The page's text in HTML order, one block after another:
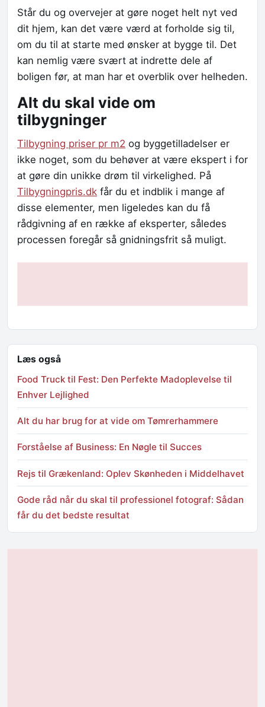
Står du og overvejer at gøre noget helt nyt ved
dit hjem, kan det være værd at forholde sig til,
om du til at starte med ønsker at bygge til. Det
kan nemlig være svært at indrette dele af
boligen før, at man har et overblik over helheden.
Alt du skal vide om
tilbygninger
Tilbygning priser pr m2 og byggetilladelser er
ikke noget, som du behøver at være ekspert i for
at gøre din unikke drøm til virkelighed. På
Tilbygningpris.dk får du et indblik i mange af
disse elementer, men ligeledes kan du få
rådgivning af en række af eksperter, således
processen foregår så gnidningsfrit så muligt.
Læs også
Food Truck til Fest: Den Perfekte Madoplevelse til
Enhver Lejlighed
Alt du har brug for at vide om Tømrerhammere
Forståelse af Business: En Nøgle til Succes
Rejs til Grækenland: Oplev Skønheden i Middelhavet
Gode råd når du skal til professionel fotograf: Sådan
får du det bedste resultat